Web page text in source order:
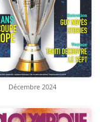
Décembre 2024